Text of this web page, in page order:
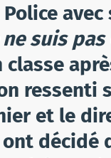
ne suis
classe
ressenti
et le
décidé